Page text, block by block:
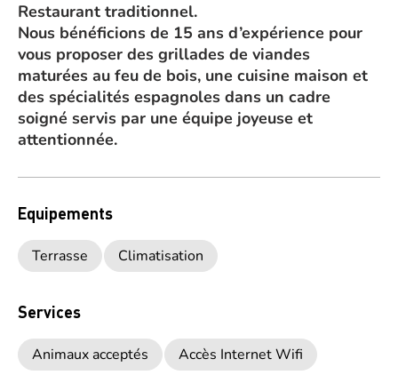
Restaurant traditionnel.
Nous bénéficions de 15 ans d’expérience pour
vous proposer des grillades de viandes
maturées au feu de bois, une cuisine maison et
des spécialités espagnoles dans un cadre
soigné servis par une équipe joyeuse et
attentionnée.
Equipements
Terrasse Climatisation
Services
Animaux acceptés Accès Internet Wifi